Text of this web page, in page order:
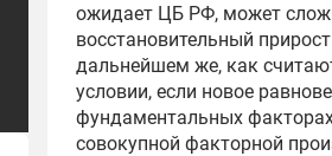
ожидает ЦБ РФ, может
восстановительный
дальнейшем же, как
условии, если новое
фундаментальных
совокупной факторной